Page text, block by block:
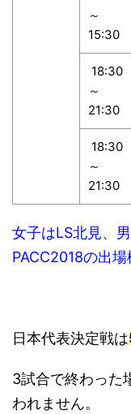
～
15:30
18:30
～
21:30
18:30
～
21:30
女子はLS北見、
PACC2018の出場
日本代表決定戦は
3試合で終わった
われません。